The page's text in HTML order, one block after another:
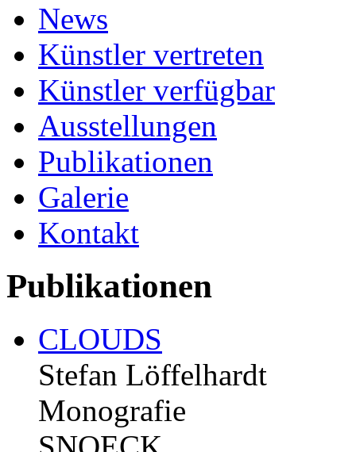
News
Künstler vertreten
Künstler verfügbar
Ausstellungen
Publikationen
Galerie
Kontakt
Publikationen
CLOUDS
Stefan Löffelhardt
Monografie